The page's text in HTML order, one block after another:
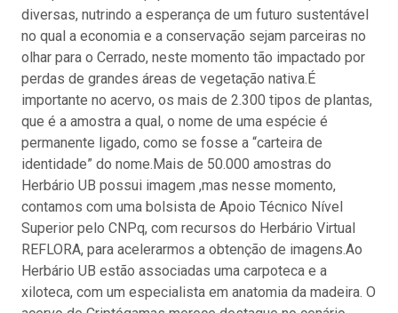
diversas, nutrindo a esperança de um futuro sustentável
no qual a economia e a conservação sejam parceiras no
olhar para o Cerrado, neste momento tão impactado por
perdas de grandes áreas de vegetação nativa.É
importante no acervo, os mais de 2.300 tipos de plantas,
que é a amostra a qual, o nome de uma espécie é
permanente ligado, como se fosse a “carteira de
identidade” do nome.Mais de 50.000 amostras do
Herbário UB possui imagem ,mas nesse momento,
contamos com uma bolsista de Apoio Técnico Nível
Superior pelo CNPq, com recursos do Herbário Virtual
REFLORA, para acelerarmos a obtenção de imagens.Ao
Herbário UB estão associadas uma carpoteca e a
xiloteca, com um especialista em anatomia da madeira. O